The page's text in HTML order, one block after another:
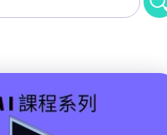
部 (葵涌區)
中心 (荃灣區)
心 (葵涌邨旭葵樓)